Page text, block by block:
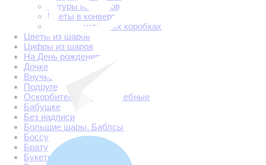
Фигуры из цветов
Цветы в конверте
Цветы в шляпных коробках
Цветы из шаров
Цифры из шаров
На День рождения
Дочке
Внучке
Подруге
Оскорбительные и хвалебные
Бабушке
Без надписи
Большие шары. Баблсы
Боссу
Брату
Букеты и фонтаны